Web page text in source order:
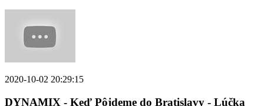
2020-10-02 20:29:15
DYNAMIX - Keď Pôjdeme do Bratislavy - Lúčka